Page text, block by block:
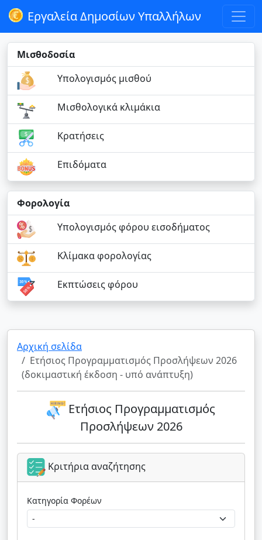
Εργαλεία Δημοσίων Υπαλλήλων
Μισθοδοσία
Υπολογισμός μισθού
Μισθολογικά κλιμάκια
Κρατήσεις
Επιδόματα
Φορολογία
Υπολογισμός φόρου εισοδήματος
Κλίμακα φορολογίας
Εκπτώσεις φόρου
Αρχική σελίδα
Ετήσιος Προγραμματισμός Προσλήψεων 2026
(δοκιμαστική έκδοση - υπό ανάπτυξη)
Ετήσιος Προγραμματισμός
Προσλήψεων 2026
Κριτήρια αναζήτησης
Κατηγορία Φορέων